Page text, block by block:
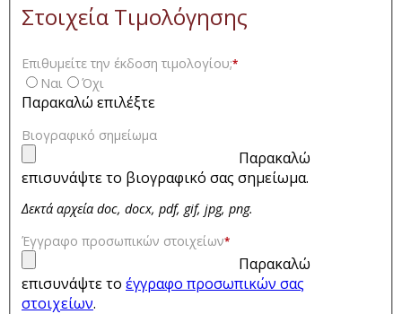
Στοιχεία Τιμολόγησης
Επιθυμείτε την έκδοση τιμολογίου;*
Ναι Όχι
Παρακαλώ επιλέξτε
Βιογραφικό σημείωμα
Παρακαλώ
επισυνάψτε το βιογραφικό σας σημείωμα.
Δεκτά αρχεία doc, docx, pdf, gif, jpg, png.
Έγγραφο προσωπικών στοιχείων*
Παρακαλώ
επισυνάψτε το έγγραφο προσωπικών σας
στοιχείων.